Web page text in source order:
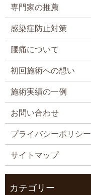
専門家の推薦
感染症防止対策
腰痛について
初回施術への想い
施術実績の一例
お問い合わせ
プライバシーポリシー
サイトマップ
カテゴリー